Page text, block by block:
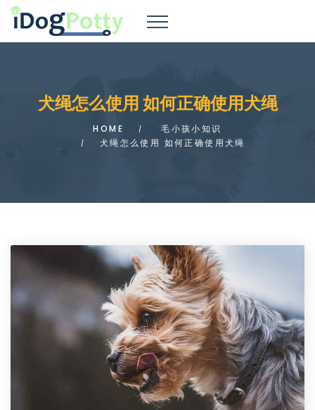
犬绳怎么使用 如何正确使用犬绳
HOME
毛小孩小知识
犬绳怎么使用 如何正确使用犬绳